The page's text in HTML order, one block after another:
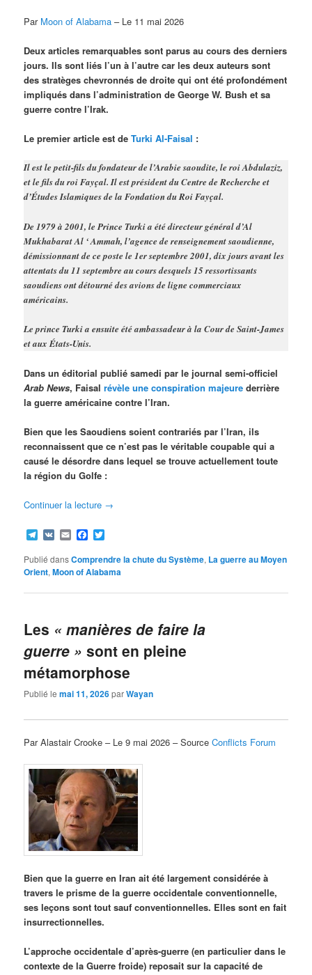
Par Moon of Alabama – Le 11 mai 2026
Deux articles remarquables sont parus au cours des derniers
jours. Ils sont liés l’un à l’autre car les deux auteurs sont
des stratèges chevronnés de droite qui ont été profondément
impliqués dans l’administration de George W. Bush et sa
guerre contre l’Irak.
Le premier article est deTurki Al-Faisal :
Il est le petit-fils du fondateur de l’Arabie saoudite, le roi Abdulaziz,
et le fils du roi Fayçal. Il est président du Centre de Recherche et
d’Études Islamiques de la Fondation du Roi Fayçal.
De 1979 à 2001, le Prince Turki a été directeur général d’Al
Mukhabarat Al ‘ Ammah, l’agence de renseignement saoudienne,
démissionnant de ce poste le 1er septembre 2001, dix jours avant les
attentats du 11 septembre au cours desquels 15 ressortissants
saoudiens ont détourné des avions de ligne commerciaux
américains.
Le prince Turki a ensuite été ambassadeur à la Cour de Saint-James
et aux États-Unis.
Dans un éditorial publié samedi par le journal semi-officiel
Arab News, Faisalrévèle une conspiration majeure derrière
la guerre américaine contre l’Iran.
Bien que les Saoudiens soient contrariés par l’Iran, ils
reconnaissent que ce n’est pas le véritable coupable qui a
causé le désordre dans lequel se trouve actuellement toute
la région du Golfe :
Continuer la lecture →
Telegram
VK EmailFacebook
Publié dansComprendre la chute du Système, La guerre au Moyen
Orient,Moon of Alabama
Les « manières de faire la
guerre » sont en pleine
métamorphose
Publié lemai 11, 2026parWayan
Par Alastair Crooke – Le 9 mai 2026 – SourceConflicts Forum
Bien que la guerre en Iran ait été largement considérée à
travers le prisme de la guerre occidentale conventionnelle,
ses leçons sont tout sauf conventionnelles. Elles sont en fait
insurrectionnelles.
L’approche occidentale d’après-guerre (en particulier dans le
contexte de la Guerre froide) reposait sur la capacité de